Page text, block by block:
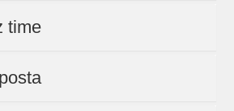
time